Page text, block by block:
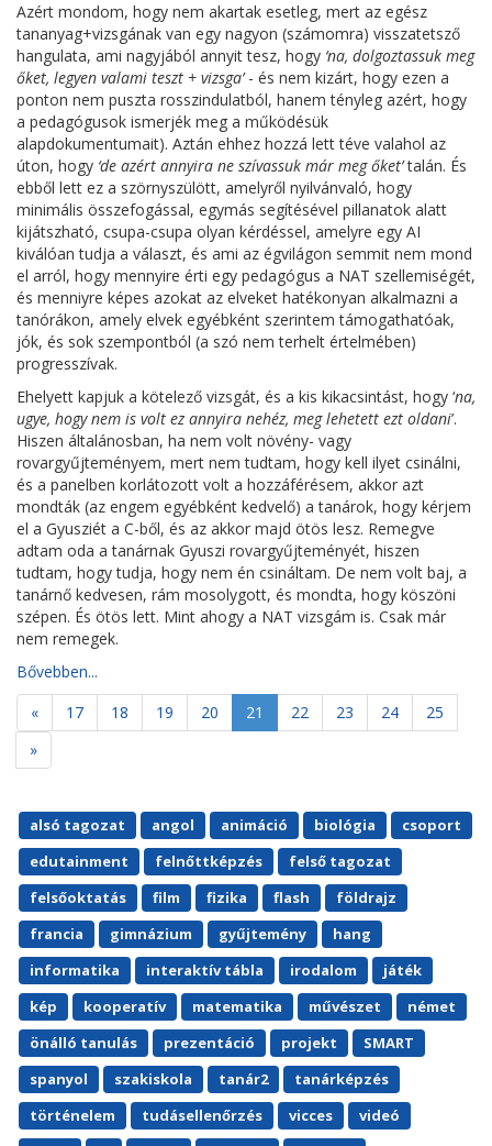
Azért mondom, hogy nem akartak esetleg, mert az egész
tananyag+vizsgának van egy nagyon (számomra) visszatetsző
hangulata, ami nagyjából annyit tesz, hogy ‘na, dolgoztassuk meg
őket, legyen valami teszt + vizsga’- és nem kizárt, hogy ezen a
ponton nem puszta rosszindulatból, hanem tényleg azért, hogy
a pedagógusok ismerjék meg a működésük
alapdokumentumait). Aztán ehhez hozzá lett téve valahol az
úton, hogy ‘de azért annyira ne szívassuk már meg őket’talán. És
ebből lett ez a szörnyszülött, amelyről nyilvánvaló, hogy
minimális összefogással, egymás segítésével pillanatok alatt
kijátszható, csupa-csupa olyan kérdéssel, amelyre egy AI
kiválóan tudja a választ, és ami az égvilágon semmit nem mond
el arról, hogy mennyire érti egy pedagógus a NAT szellemiségét,
és menniyre képes azokat az elveket hatékonyan alkalmazni a
tanórákon, amely elvek egyébként szerintem támogathatóak,
jók, és sok szempontból (a szó nem terhelt értelmében)
progresszívak.
Ehelyett kapjuk a kötelező vizsgát, és a kis kikacsintást, hogy ‘na,
ugye, hogy nem is volt ez annyira nehéz, meg lehetett ezt oldani’.
Hiszen általánosban, ha nem volt növény- vagy
rovargyűjteményem, mert nem tudtam, hogy kell ilyet csinálni,
és a panelben korlátozott volt a hozzáférésem, akkor azt
mondták (az engem egyébként kedvelő) a tanárok, hogy kérjem
el a Gyusziét a C-ből, és az akkor majd ötös lesz. Remegve
adtam oda a tanárnak Gyuszi rovargyűjteményét, hiszen
tudtam, hogy tudja, hogy nem én csináltam. De nem volt baj, a
tanárnő kedvesen, rám mosolygott, és mondta, hogy köszöni
szépen. És ötös lett. Mint ahogy a NAT vizsgám is. Csak már
nem remegek.
Bővebben...
«
17 18 19 20 21 22 23 24
25
»
alsó tagozat angol animáció biológia
csoport
edutainment
felnőttképzés
felső tagozat
felsőoktatás
film fizika flash
földrajz
francia
gimnázium gyűjtemény
hang
informatika
interaktív tábla irodalom
játék
kép
kooperatív matematika művészet
német
önálló tanulás
prezentáció projekt
SMART
spanyol
szakiskola tanár2
tanárképzés
történelem
tudásellenőrzés vicces
videó